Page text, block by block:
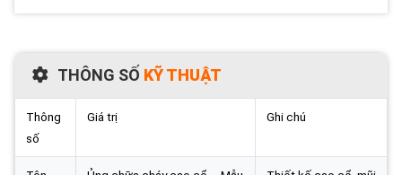
THÔNG SỐ KỸ THUẬT
Thông
số
Giá trị Ghi chú